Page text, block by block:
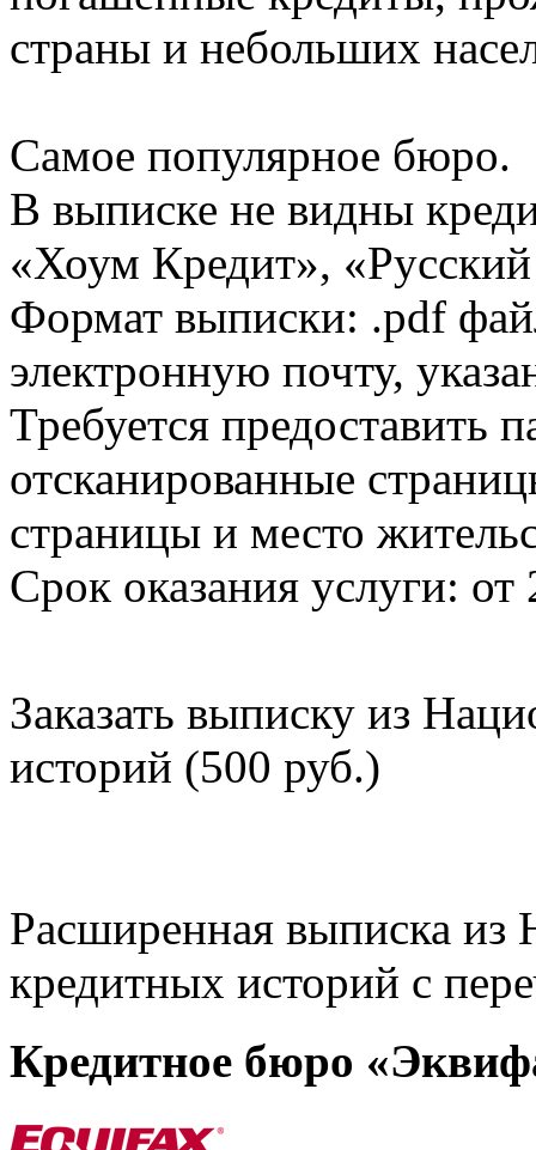
страны и небольших
Самое популярное бюро.
В выписке не видны
«Хоум Кредит»,
Формат выписки: .pdf
электронную почту,
Требуется предоставить
отсканированные
страницы и место
Срок оказания услуги: от
Заказать выписку из
историй (500 руб.)
Расширенная выписка из
кредитных историй с
Кредитное бюро